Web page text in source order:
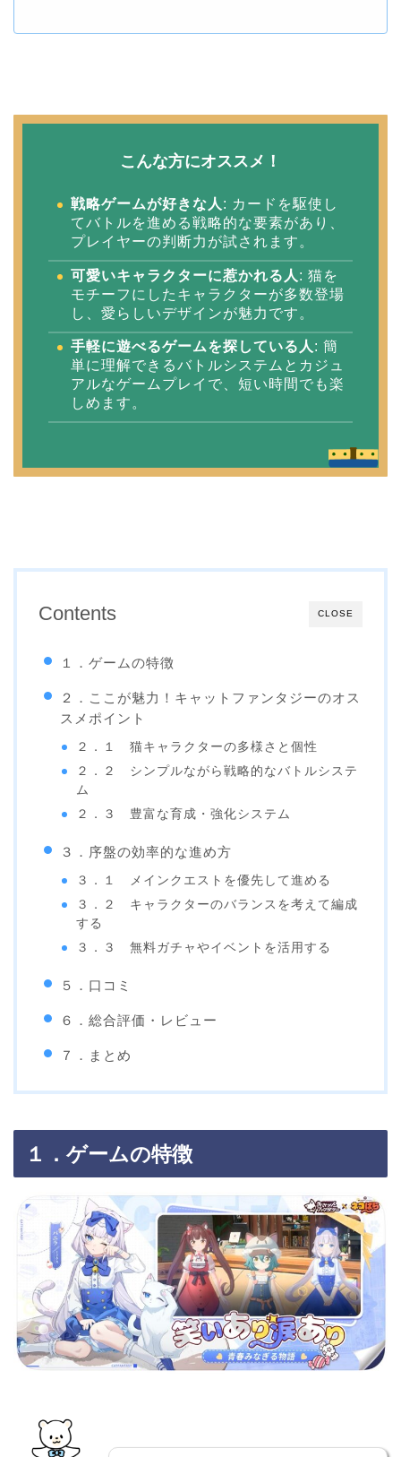
こんな方にオススメ！
戦略ゲームが好きな人 : カードを駆使し
てバトルを進める戦略的な要素があり、
プレイヤーの判断力が試されます。
可愛いキャラクターに惹かれる人 : 猫を
モチーフにしたキャラクターが多数登場
し、愛らしいデザインが魅力です。
手軽に遊べるゲームを探している人 : 簡
単に理解できるバトルシステムとカジュ
アルなゲームプレイで、短い時間でも楽
しめます。
CLOSE
Contents
１．ゲームの特徴
２．ここが魅力！キャットファンタジーのオス
スメポイント
２．１ 猫キャラクターの多様さと個性
２．２ シンプルながら戦略的なバトルシステ
ム
２．３ 豊富な育成・強化システム
３．序盤の効率的な進め方
３．１ メインクエストを優先して進める
３．２ キャラクターのバランスを考えて編成
する
３．３ 無料ガチャやイベントを活用する
５．口コミ
６．総合評価・レビュー
７．まとめ
１．ゲームの特徴